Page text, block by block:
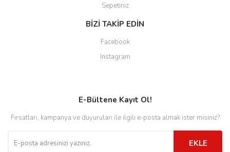
Sepetiniz
BİZİ TAKİP EDİN
Facebook
Instagram
E-Bültene Kayıt Ol!
Fırsatları, kampanya ve duyuruları ile ilgili e-posta almak ister misiniz?
EKLE